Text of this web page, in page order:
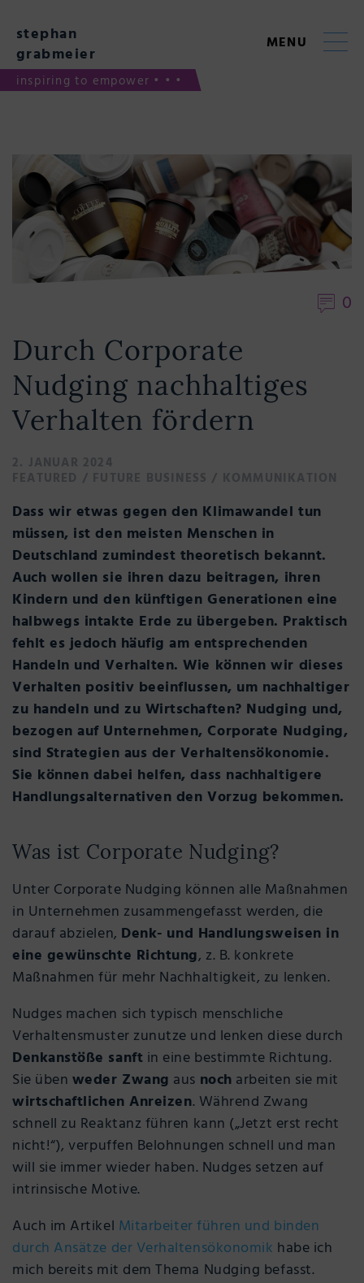
content
stephan
grabmeier
inspiring to empower • • •
MENU
0
Durch Corporate
Nudging nachhaltiges
Verhalten fördern
2. JANUAR 2024
FEATURED / FUTURE BUSINESS / KOMMUNIKATION
Dass wir etwas gegen den Klimawandel tun
müssen, ist den meisten Menschen in
Deutschland zumindest theoretisch bekannt.
Auch wollen sie ihren dazu beitragen, ihren
Kindern und den künftigen Generationen eine
halbwegs intakte Erde zu übergeben. Praktisch
fehlt es jedoch häufig am entsprechenden
Handeln und Verhalten. Wie können wir dieses
Verhalten positiv beeinflussen, um nachhaltiger
zu handeln und zu Wirtschaften? Nudging und,
bezogen auf Unternehmen, Corporate Nudging,
sind Strategien aus der Verhaltensökonomie.
Sie können dabei helfen, dass nachhaltigere
Handlungsalternativen den Vorzug bekommen.
Was ist Corporate Nudging?
Unter Corporate Nudging können alle Maßnahmen
in Unternehmen zusammengefasst werden, die
darauf abzielen, Denk- und Handlungsweisen in
eine gewünschte Richtung, z. B. konkrete
Maßnahmen für mehr Nachhaltigkeit, zu lenken.
Nudges machen sich typisch menschliche
Verhaltensmuster zunutze und lenken diese durch
Denkanstöße sanft in eine bestimmte Richtung.
Sie üben weder Zwang aus noch arbeiten sie mit
wirtschaftlichen Anreizen. Während Zwang
schnell zu Reaktanz führen kann („Jetzt erst recht
nicht!“), verpuffen Belohnungen schnell und man
will sie immer wieder haben. Nudges setzen auf
intrinsische Motive.
Auch im Artikel Mitarbeiter führen und binden
durch Ansätze der Verhaltensökonomik habe ich
mich bereits mit dem Thema Nudging befasst.